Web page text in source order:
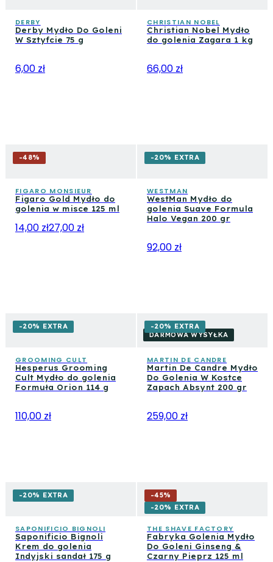
Jabones De Joserra przynosi natomiast tradycję
rzemieślniczą ze Hiszpanii z mydłem Barberia 125 gr.
dostępne są specjalistyczne oleje i balsamy.
DERBY
Derby Mydło Do Goleni
W Sztyfcie 75 g
6,00 zł
CHRISTIAN NOBEL
Christian Nobel Mydło
do golenia Zagara 1 kg
66,00 zł
-48%
FIGARO MONSIEUR
Figaro Gold Mydło do
golenia w misce 125 ml
14,00 zł27,00 zł
-20% EXTRA
WESTMAN
WestMan Mydło do
golenia Suave Formula
Halo Vegan 200 gr
92,00 zł
-20% EXTRA
GROOMING CULT
Hesperus Grooming
Cult Mydło do golenia
Formuła Orion 114 g
110,00 zł
-20% EXTRA
DARMOWA WYSYŁKA
MARTIN DE CANDRE
Martin De Candre Mydło
Do Golenia W Kostce
Zapach Absynt 200 gr
259,00 zł
-20% EXTRA
SAPONIFICIO BIGNOLI
Saponificio Bignoli
Krem do golenia
Indyjski sandał 175 g
-45%
-20% EXTRA
THE SHAVE FACTORY
Fabryka Golenia Mydło
Do Goleni Ginseng &
Czarny Pieprz 125 ml